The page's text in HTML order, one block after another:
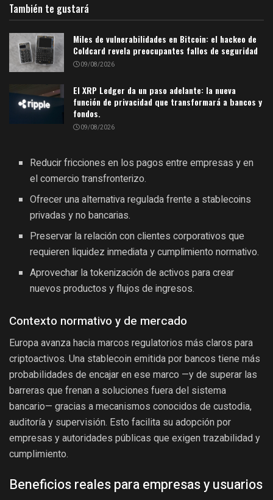
También te gustará
Miles de vulnerabilidades en Bitcoin: el hackeo de
Coldcard revela preocupantes fallos de seguridad
09/08/2026
El XRP Ledger da un paso adelante: la nueva
función de privacidad que transformará a bancos y
fondos.
09/08/2026
Reducir fricciones en los pagos entre empresas y en
el comercio transfronterizo.
Ofrecer una alternativa regulada frente a stablecoins
privadas y no bancarias.
Preservar la relación con clientes corporativos que
requieren liquidez inmediata y cumplimiento normativo.
Aprovechar la tokenización de activos para crear
nuevos productos y flujos de ingresos.
Contexto normativo y de mercado
Europa avanza hacia marcos regulatorios más claros para
criptoactivos. Una stablecoin emitida por bancos tiene más
probabilidades de encajar en ese marco —y de superar las
barreras que frenan a soluciones fuera del sistema
bancario— gracias a mecanismos conocidos de custodia,
auditoría y supervisión. Esto facilita su adopción por
empresas y autoridades públicas que exigen trazabilidad y
cumplimiento.
Beneficios reales para empresas y usuarios